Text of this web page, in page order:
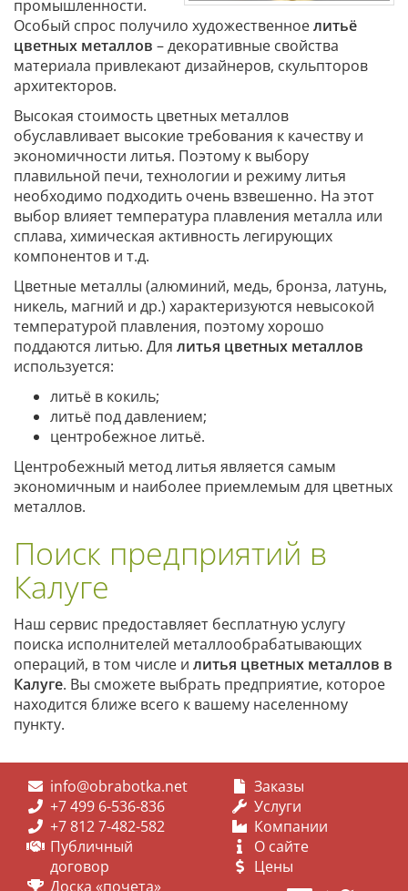
промышленности.
Особый спрос получило художественноелитьё
цветных металлов – декоративные свойства
материала привлекают дизайнеров, скульпторов
архитекторов.
Высокая стоимость цветных металлов
обуславливает высокие требования к качеству и
экономичности литья. Поэтому к выбору
плавильной печи, технологии и режиму литья
необходимо подходить очень взвешенно. На этот
выбор влияет температура плавления металла или
сплава, химическая активность легирующих
компонентов и т.д.
Цветные металлы (алюминий, медь, бронза, латунь,
никель, магний и др.) характеризуются невысокой
температурой плавления, поэтому хорошо
поддаются литью. Для литья цветных металлов
используется:
литьё в кокиль;
литьё под давлением;
центробежное литьё.
Центробежный метод литья является самым
экономичным и наиболее приемлемым для цветных
металлов.
Поиск предприятий в
Калуге
Наш сервис предоставляет бесплатную услугу
поиска исполнителей металлообрабатывающих
операций, в том числе и литья цветных металлов в
Калуге. Вы сможете выбрать предприятие, которое
находится ближе всего к вашему населенному
пункту.
info@obrabotka.net
+7 499 6-536-836
+7 812 7-482-582
Публичный
договор
Доска «почета»
Заказы
Услуги
Компании
О сайте
Цены